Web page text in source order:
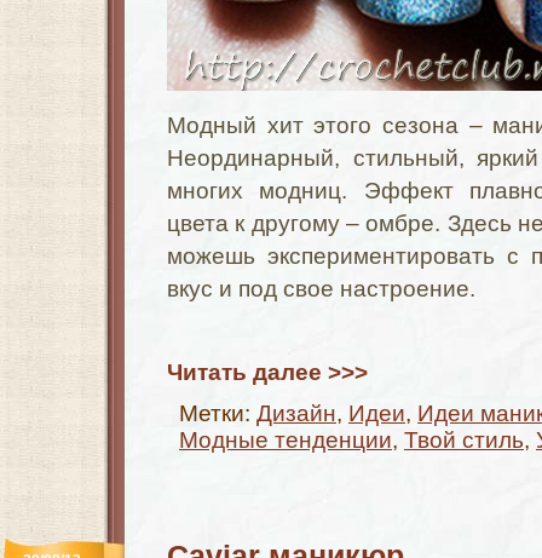
Модный хит этого сезона –
Неординарный, стильный,
многих модниц. Эффект
цвета к другому – омбре. Здесь
можешь экспериментировать с
вкус и под свое настроение.
Читать далее >>>
Метки: Дизайн, Идеи, Идеи
Модные тенденции, Твой стиль,